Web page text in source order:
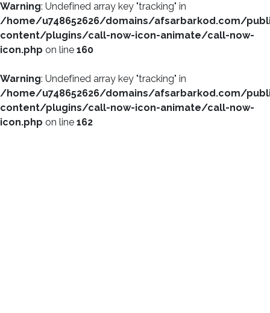
Warning: Undefined array key "tracking" in
/home/u748652626/domains/afsarbarkod.com/
content/plugins/call-now-icon-animate/call-now-
icon.php on line 160
Warning: Undefined array key "tracking" in
/home/u748652626/domains/afsarbarkod.com/
content/plugins/call-now-icon-animate/call-now-
icon.php on line 162